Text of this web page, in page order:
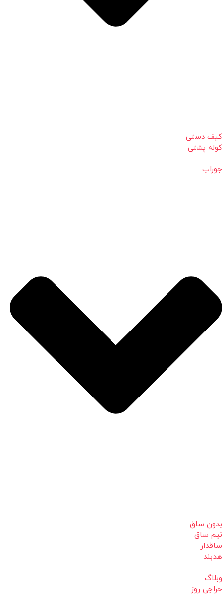
کیف دستی
کوله پشتی
جوراب
بدون ساق
نیم ساق
ساقدار
هدبند
وبلاگ
حراجی روز